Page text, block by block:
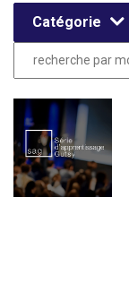
Catégorie